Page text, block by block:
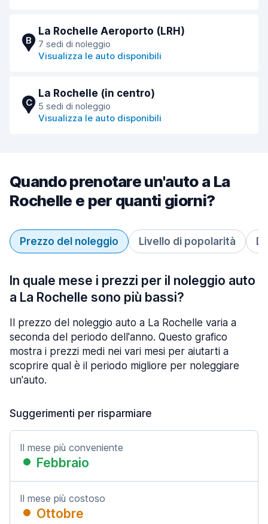
B
La Rochelle Aeroporto (LRH)
7 sedi di noleggio
Visualizza le auto disponibili
C
La Rochelle (in centro)
5 sedi di noleggio
Visualizza le auto disponibili
Quando prenotare un'auto a La
Rochelle e per quanti giorni?
Prezzo del noleggio Livello di popolarità
In quale mese i prezzi per il noleggio auto
a La Rochelle sono più bassi?
Il prezzo del noleggio auto a La Rochelle varia a
seconda del periodo dell'anno. Questo grafico
mostra i prezzi medi nei vari mesi per aiutarti a
scoprire qual è il periodo migliore per noleggiare
un'auto.
Suggerimenti per risparmiare
Il mese più conveniente
Febbraio
Il mese più costoso
Ottobre